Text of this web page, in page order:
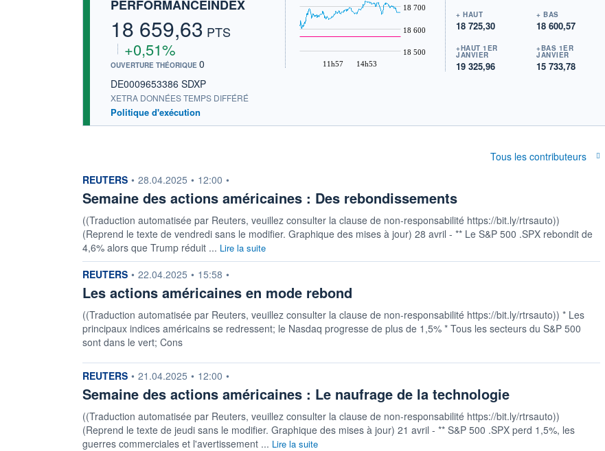
PERFORMANCEINDEX
18 659,63 PTS
+0,51%
OUVERTURE THÉORIQUE 0
DE0009653386 SDXP
XETRA DONNÉES TEMPS DIFFÉRÉ
Politique d'exécution
11h57 14h53
18 500
18 600
18 700
+ HAUT
18 725,30
+ BAS
18 600,57
+HAUT 1ER
JANVIER
19 325,96
+BAS 1ER
JANVIER
15 733,78
Tous les contributeurs
information fournie par
REUTERS • 28.04.2025 • 12:00 •
Semaine des actions américaines : Des rebondissements
((Traduction automatisée par Reuters, veuillez consulter la clause de non-responsabilité https://bit.ly/rtrsauto))
(Reprend le texte de vendredi sans le modifier. Graphique des mises à jour) 28 avril - ** Le S&P 500 .SPX rebondit de
4,6% alors que Trump réduit ... Lire la suite
information fournie par
REUTERS • 22.04.2025 • 15:58 •
Les actions américaines en mode rebond
((Traduction automatisée par Reuters, veuillez consulter la clause de non-responsabilité https://bit.ly/rtrsauto)) * Les
principaux indices américains se redressent; le Nasdaq progresse de plus de 1,5% * Tous les secteurs du S&P 500
sont dans le vert; Cons
information fournie par
REUTERS • 21.04.2025 • 12:00 •
Semaine des actions américaines : Le naufrage de la technologie
((Traduction automatisée par Reuters, veuillez consulter la clause de non-responsabilité https://bit.ly/rtrsauto))
(Reprend le texte de jeudi sans le modifier. Graphique des mises à jour) 21 avril - ** S&P 500 .SPX perd 1,5%, les
guerres commerciales et l'avertissement ... Lire la suite